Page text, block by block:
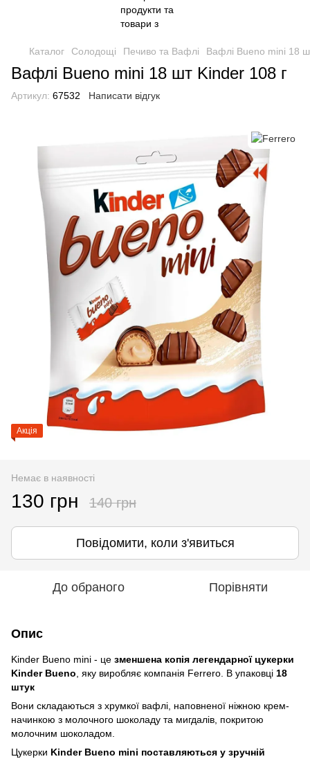
Каталог Солодощі Печиво та Вафлі Вафлі Bueno mini 18
Вафлі Bueno mini 18 шт Kinder 108 г
Артикул: 67532 Написати відгук
Акція
Немає в наявності
130 грн 140 грн
Повідомити, коли з'явиться
До обраного Порівняти
Опис
Kinder Bueno mini - це зменшена копія легендарної цукерки
Kinder Bueno , яку виробляє компанія Ferrero. В упаковці 18
штук
Вони складаються з хрумкої вафлі, наповненої ніжною крем-
начинкою з молочного шоколаду та мигдалів, покритою
молочним шоколадом.
Цукерки Kinder Bueno mini поставляються у зручній